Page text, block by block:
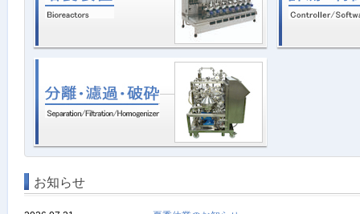
お知らせ